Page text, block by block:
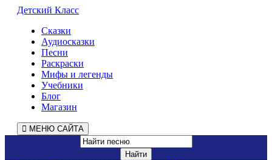
Детский Класс
Сказки
Аудиосказки
Песни
Раскраски
Мифы и легенды
Учебники
Блог
Магазин
МЕНЮ САЙТА